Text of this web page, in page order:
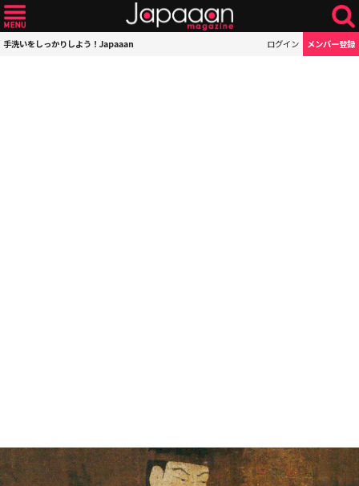
手洗いをしっかりしよう！Japaaan ログイン メンバー登録